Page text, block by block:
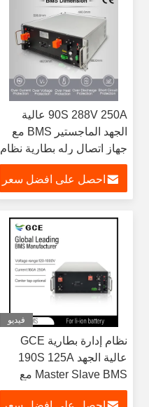
90S 288V 250A عالية
الجهد الماجستير BMS مع
جهاز اتصال رله بطارية نظام
تخزين الطاقة
احصل على افضل سعر
فيديو
نظام إدارة بطارية GCE
عالية الجهد 190S 125A
Master Slave BMS مع
رلاي BMS NMC LTO LFP